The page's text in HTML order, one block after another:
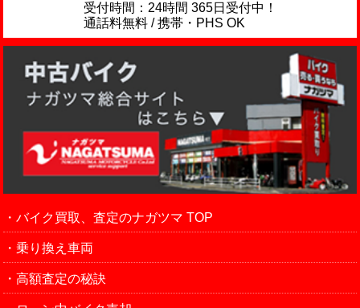
受付時間：24時間 365日受付中！
通話料無料 / 携帯・PHS OK
バイク買取、査定のナガツマ TOP
乗り換え車両
高額査定の秘訣